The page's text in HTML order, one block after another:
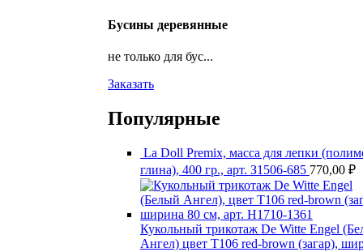
Бусины деревянные
не только для бус...
Заказать
Популярные
La Doll Premix, масса для лепки
глина), 400 гр., арт. З1506-685 770,00 ₽
Кукольный трикотаж De Witte Engel
Ангел) цвет Т106 red-brown (загар),